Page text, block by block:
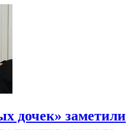
дочек» заметили